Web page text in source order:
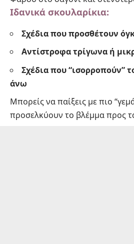
Ιδανικά σκουλαρίκια:
Σχέδια που προσθέτουν
Αντίστροφα τρίγωνα ή
Σχέδια που “ισορροπούν”
άνω
Μπορείς να παίξεις με πιο
προσελκύουν το βλέμμα προς